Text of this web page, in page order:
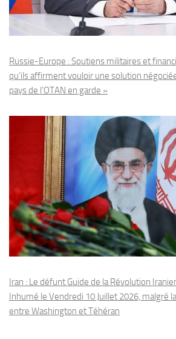
Russie-Europe : Soutiens militaires et
qu’ils affirment vouloir une solution
pays de l’OTAN en garde »
Iran : Le défunt Guide de la Révolution
Inhumé le Vendredi 10 Juillet 2026, malgré
entre Washington et Téhéran